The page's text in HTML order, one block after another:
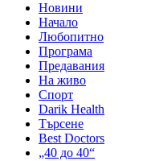
Новини
Начало
Любопитно
Програма
Предавания
На живо
Спорт
Darik Health
Търсене
Best Doctors
„40 до 40“